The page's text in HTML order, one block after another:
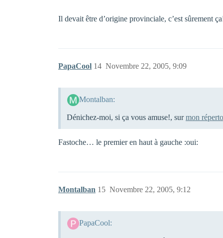
Il devait être d’origine provinciale, c’est sûrement
PapaCool Novembre 22, 2005, 9:09
14
Montalban:
Dénichez-moi, si ça vous amuse!, surmon
Fastoche… le premier en haut à gauche :oui:
Montalban Novembre 22, 2005, 9:12
15
PapaCool: